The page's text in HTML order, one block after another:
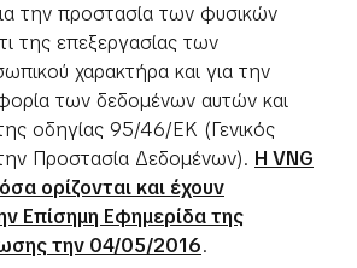
την προστασία των φυσικών
της επεξεργασίας των
χαρακτήρα και για την
των δεδομένων αυτών και
οδηγίας 95/46/ΕΚ (Γενικός
Προστασία Δεδομένων). Η VNG
ορίζονται και έχουν
Επίσημη Εφημερίδα της
την 04/05/2016.